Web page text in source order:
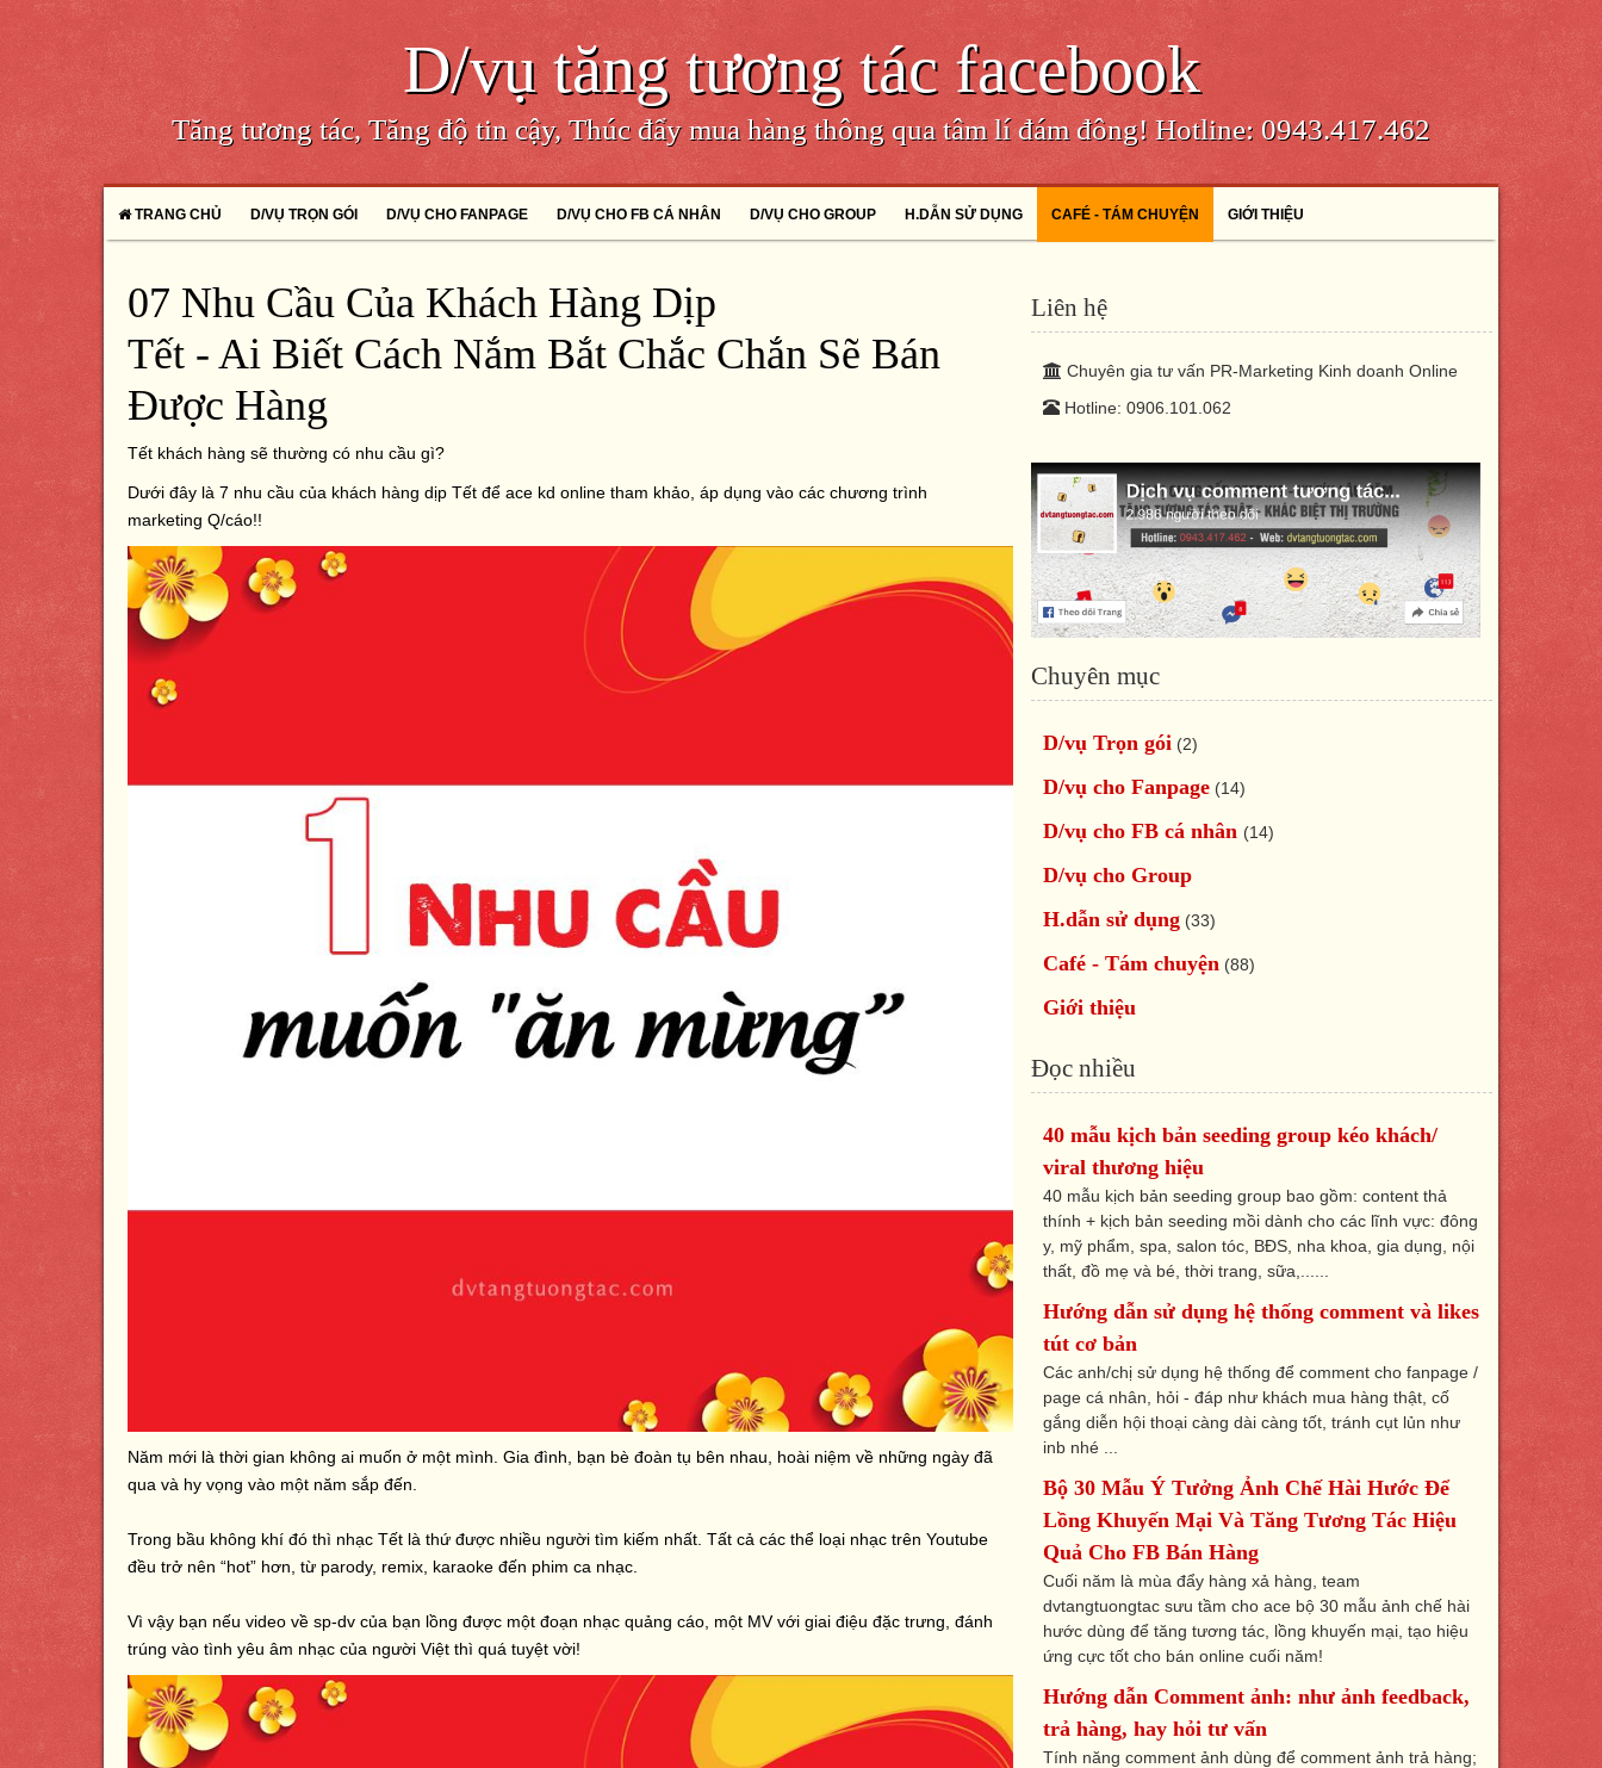
D/vụ tăng tương tác facebook
Tăng tương tác, Tăng độ tin cậy, Thúc đẩy mua hàng thông qua tâm lí đám đông! Hotline: 0943.417.462
TRANG CHỦ D/VỤ TRỌN GÓI D/VỤ CHO FANPAGE D/VỤ CHO FB CÁ NHÂN D/VỤ CHO GROUP H.DẪN SỬ DỤNG CAFÉ - TÁM CHUYỆN GIỚI THIỆU
07 Nhu Cầu Của Khách Hàng Dịp
Tết - Ai Biết Cách Nắm Bắt Chắc Chắn Sẽ Bán
Được Hàng
Tết khách hàng sẽ thường có nhu cầu gì?
Dưới đây là 7 nhu cầu của khách hàng dịp Tết để ace kd online tham khảo, áp dụng vào các chương trình
marketing Q/cáo!!
Năm mới là thời gian không ai muốn ở một mình. Gia đình, bạn bè đoàn tụ bên nhau, hoài niệm về những ngày đã
qua và hy vọng vào một năm sắp đến.
Trong bầu không khí đó thì nhạc Tết là thứ được nhiều người tìm kiếm nhất. Tất cả các thể loại nhạc trên Youtube
đều trở nên “hot” hơn, từ parody, remix, karaoke đến phim ca nhạc.
Vì vậy bạn nếu video về sp-dv của bạn lồng được một đoạn nhạc quảng cáo, một MV với giai điệu đặc trưng, đánh
trúng vào tình yêu âm nhạc của người Việt thì quá tuyệt vời!
Liên hệ
Chuyên gia tư vấn PR-Marketing Kinh doanh Online
Hotline: 0906.101.062
Chuyên mục
D/vụ Trọn gói (2)
D/vụ cho Fanpage (14)
D/vụ cho FB cá nhân (14)
D/vụ cho Group
H.dẫn sử dụng (33)
Café - Tám chuyện (88)
Giới thiệu
Đọc nhiều
40 mẫu kịch bản seeding group kéo khách/
viral thương hiệu
40 mẫu kịch bản seeding group bao gồm: content thả
thính + kịch bản seeding mồi dành cho các lĩnh vực: đông
y, mỹ phẩm, spa, salon tóc, BĐS, nha khoa, gia dụng, nội
thất, đồ mẹ và bé, thời trang, sữa,......
Hướng dẫn sử dụng hệ thống comment và likes
tút cơ bản
Các anh/chị sử dụng hệ thống để comment cho fanpage /
page cá nhân, hỏi - đáp như khách mua hàng thật, cố
gắng diễn hội thoại càng dài càng tốt, tránh cụt lủn như
inb nhé ...
Bộ 30 Mẫu Ý Tưởng Ảnh Chế Hài Hước Để
Lồng Khuyến Mại Và Tăng Tương Tác Hiệu
Quả Cho FB Bán Hàng
Cuối năm là mùa đẩy hàng xả hàng, team
dvtangtuongtac sưu tầm cho ace bộ 30 mẫu ảnh chế hài
hước dùng để tăng tương tác, lồng khuyến mại, tạo hiệu
ứng cực tốt cho bán online cuối năm!
Hướng dẫn Comment ảnh: như ảnh feedback,
trả hàng, hay hỏi tư vấn
Tính năng comment ảnh dùng để comment ảnh trả hàng;